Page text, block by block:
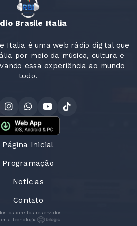
Brasile Italia
Italia é uma web rádio digital que
por meio da música, cultura e
essa experiência ao mundo
todo.
Página Inicial
Programação
Notícias
Contato
os direitos reservados.
a tecnologia